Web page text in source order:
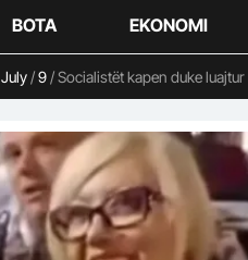
BOTA EKONOMI
July/9/Socialistët kapen duke